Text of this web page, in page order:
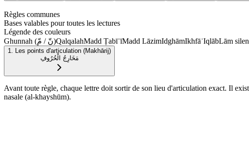
Règles communes
Bases valables pour toutes les lectures
Légende des couleurs
Ghunnah (نّ / مّ)QalqalahMadd ṬabīʿīMadd LāzimIdghāmIkhfāʾIqlābLām
1. Les points d'articulation (Makhārij)
مَخَارِجُ الْحُرُوفِ
Avant toute règle, chaque lettre doit sortir de son lieu d'articulation exact. Il
nasale (al-khayshūm).